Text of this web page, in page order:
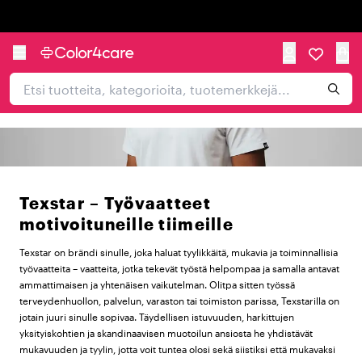
Texstar – Työvaatteet
motivoituneille tiimeille
Texstar on brändi sinulle, joka haluat tyylikkäitä, mukavia ja toiminnallisia
työvaatteita – vaatteita, jotka tekevät työstä helpompaa ja samalla antavat
ammattimaisen ja yhtenäisen vaikutelman. Olitpa sitten työssä
terveydenhuollon, palvelun, varaston tai toimiston parissa, Texstarilla on
jotain juuri sinulle sopivaa. Täydellisen istuvuuden, harkittujen
yksityiskohtien ja skandinaavisen muotoilun ansiosta he yhdistävät
mukavuuden ja tyylin, jotta voit tuntea olosi sekä siistiksi että mukavaksi